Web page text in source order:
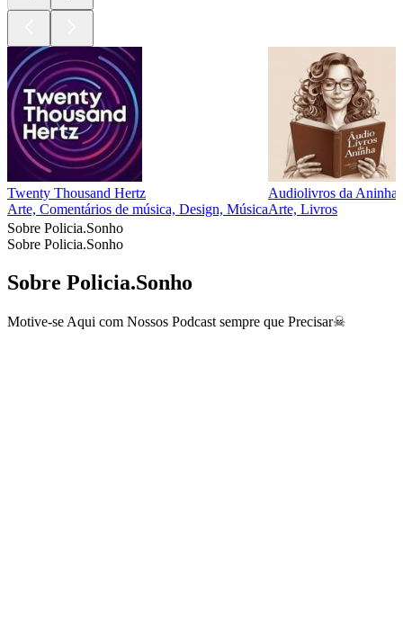
Twenty Thousand Hertz
Arte, Comentários de música, Design, Música
Audiolivros da Aninha
Arte, Livros
Sobre Policia.Sonho
Sobre Policia.Sonho
Sobre Policia.Sonho
Motive-se Aqui com Nossos Podcast sempre que Precisar☠